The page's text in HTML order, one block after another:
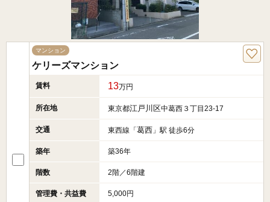
マンション
ケリーズマンション
賃料 13万円
所在地 東京都江戸川区中葛西３丁目23-17
交通 東西線「 葛西 」駅 徒歩6分
築年 築36年
階数 2階／6階建
管理費・共益費 5,000円